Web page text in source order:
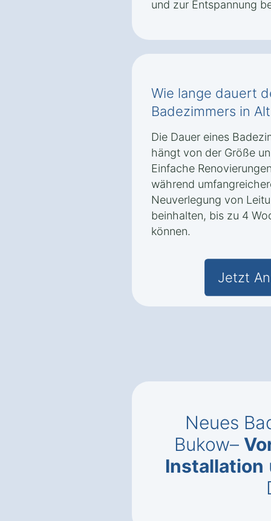
und zur Entspannung
Wie lange dauert
Badezimmers in
Die Dauer eines
hängt von der Größe
Einfache
während
Neuverlegung von
beinhalten, bis zu 4
können.
Jetzt
Neues
Bukow–
Installation